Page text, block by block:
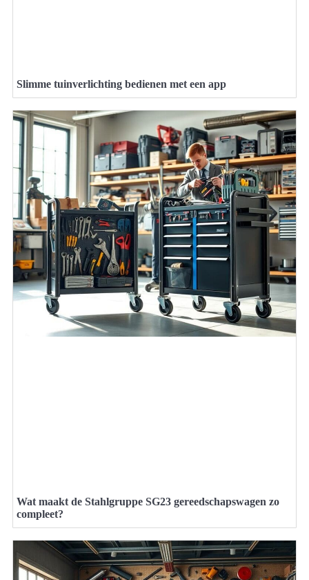
Slimme tuinverlichting bedienen met een app
Wat maakt de Stahlgruppe SG23 gereedschapswagen zo
compleet?